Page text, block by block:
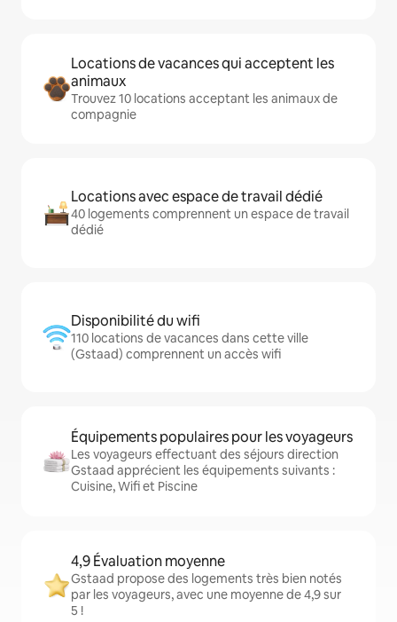
Locations de vacances qui acceptent les
animaux
Trouvez 10 locations acceptant les animaux de
compagnie
Locations avec espace de travail dédié
40 logements comprennent un espace de travail
dédié
Disponibilité du wifi
110 locations de vacances dans cette ville
(Gstaad) comprennent un accès wifi
Équipements populaires pour les voyageurs
Les voyageurs effectuant des séjours direction
Gstaad apprécient les équipements suivants :
Cuisine, Wifi et Piscine
4,9 Évaluation moyenne
Gstaad propose des logements très bien notés
par les voyageurs, avec une moyenne de 4,9 sur
5 !